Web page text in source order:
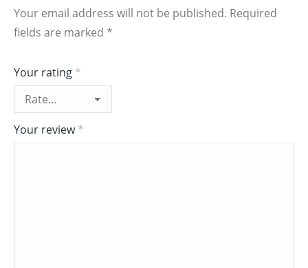
Your email address will not be published. Required
fields are marked *
Your rating *
Your review*